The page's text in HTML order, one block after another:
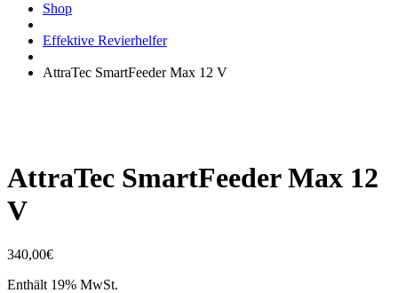
Shop
Effektive Revierhelfer
AttraTec SmartFeeder Max 12 V
AttraTec SmartFeeder Max 12
V
340,00€
Enthält 19% MwSt.